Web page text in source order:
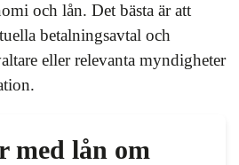
och lån. Det bästa är att
betalningsavtal och
eller relevanta myndigheter
med lån om